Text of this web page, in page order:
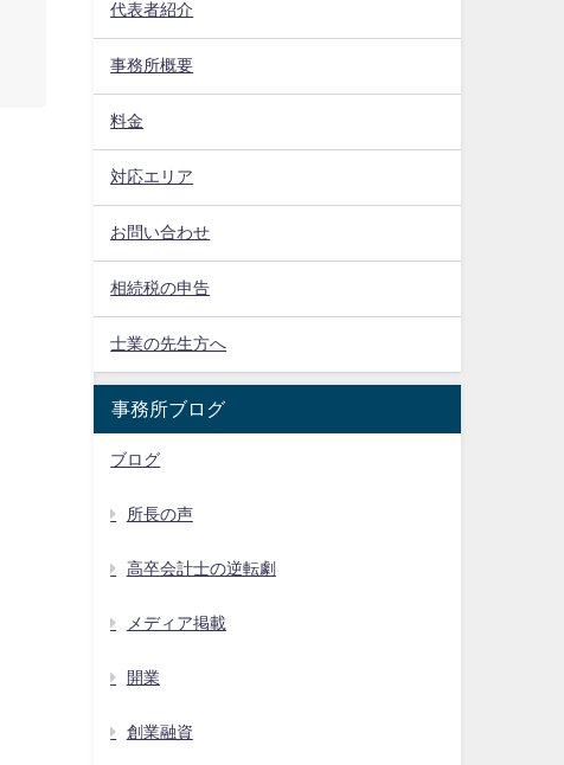
代表者紹介
事務所概要
料金
対応エリア
お問い合わせ
相続税の申告
士業の先生方へ
事務所ブログ
ブログ
所長の声
高卒会計士の逆転劇
メディア掲載
開業
創業融資